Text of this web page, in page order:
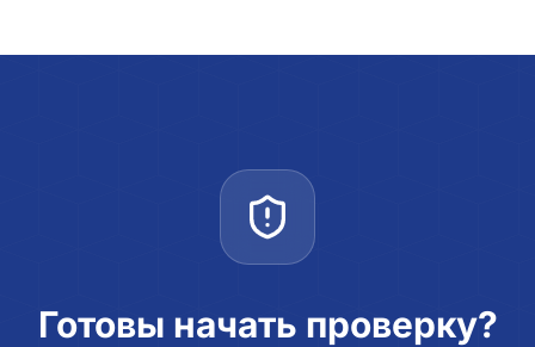
Готовы начать проверку?